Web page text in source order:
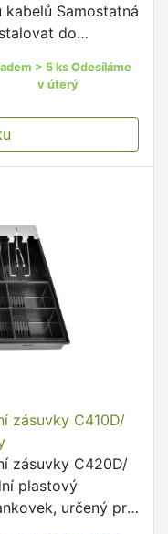
Samostatná
do
> 5 ks Odesíláme
v úterý
zásuvky C410D/
zásuvky C420D/
plastový
určený pro